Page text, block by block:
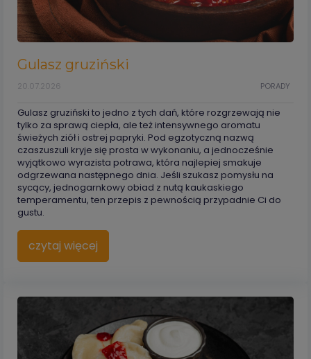
Gulasz gruziński
PORADY
20.07.2026
Gulasz gruziński to jedno z tych dań, które rozgrzewają nie
tylko za sprawą ciepła, ale też intensywnego aromatu
świeżych ziół i ostrej papryki. Pod egzotyczną nazwą
czaszuszuli kryje się prosta w wykonaniu, a jednocześnie
wyjątkowo wyrazista potrawa, która najlepiej smakuje
odgrzewana następnego dnia. Jeśli szukasz pomysłu na
sycący, jednogarnkowy obiad z nutą kaukaskiego
temperamentu, ten przepis z pewnością przypadnie Ci do
gustu.
czytaj więcej